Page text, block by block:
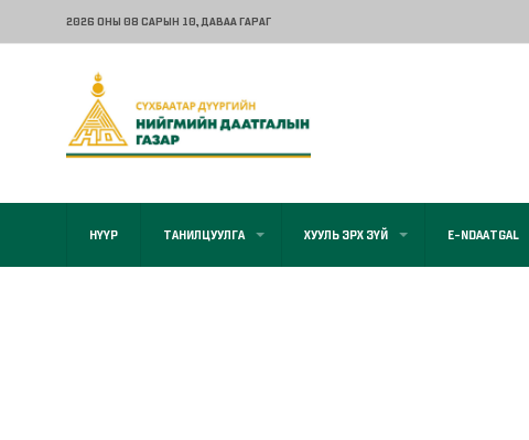
2026 ОНЫ 08 САРЫН 10, ДАВАА ГАРАГ
НҮҮР ТАНИЛЦУУЛГА ХУУЛЬ ЭРХ ЗҮЙ E-NDAATGAL